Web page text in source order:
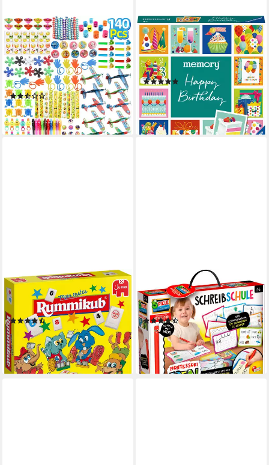
CORADOMA
Spielesammlung Mitgebsel
Kindergeburtstag
Gastgeschenke Set 140 Teile
Mitbringsel, Kinderspiel
(3)
34,90 €
lieferbar - in 3-4 Werktagen bei dir
RAVENSBURGER
Spiel memory® moments -
Happy Birthday, Kinderspiel,
Made in Europe
(1)
ab 7,24 € UVP8,99 €
-19%
lieferbar - in 2-3 Werktagen bei dir
JUMBO SPIELE
Spiel Mein erstes Rummikub
Junior, Kinderspiel
(3)
ab 16,69 € UVP19,99 €
-17%
lieferbar - in 3-4 Werktagen bei dir
Spiel Montessori - Pen-
Schreibschule, Lernspiel
(19)
ab 18,71 €
lieferbar - in 2-3 Werktagen bei dir